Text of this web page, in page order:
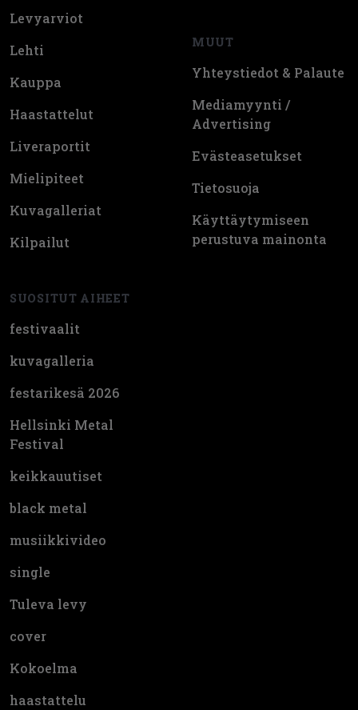
Levyarviot
Lehti
Kauppa
Haastattelut
Liveraportit
Mielipiteet
Kuvagalleriat
Kilpailut
SUOSITUT AIHEET
festivaalit
kuvagalleria
festarikesä 2026
Hellsinki Metal
Festival
keikkauutiset
black metal
musiikkivideo
single
Tuleva levy
cover
Kokoelma
haastattelu
MUUT
Yhteystiedot & Palaute
Mediamyynti /
Advertising
Evästeasetukset
Tietosuoja
Käyttäytymiseen
perustuva mainonta